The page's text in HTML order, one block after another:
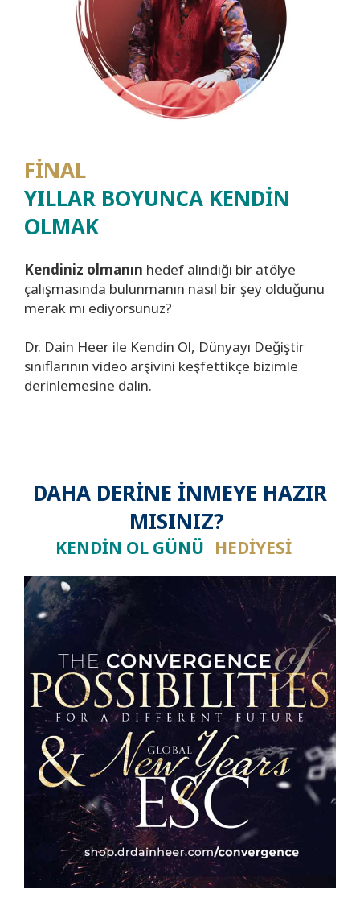
FİNAL
YILLAR BOYUNCA KENDİN
OLMAK
Kendiniz olmanın hedef alındığı bir atölye
çalışmasında bulunmanın nasıl bir şey olduğunu
merak mı ediyorsunuz?
Dr. Dain Heer ile Kendin Ol, Dünyayı Değiştir
sınıflarının video arşivini keşfettikçe bizimle
derinlemesine dalın.
DAHA DERİNE İNMEYE HAZIR
MISINIZ?
KENDİN OL GÜNÜ HEDİYESİ